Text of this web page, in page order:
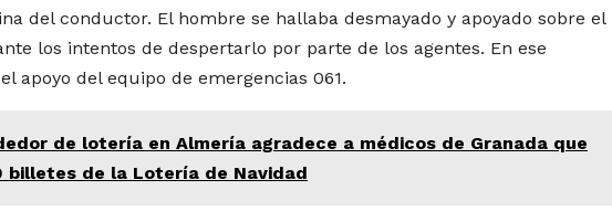
del conductor. El hombre se hallaba desmayado y apoyado sobre el
los intentos de despertarlo por parte de los agentes. En ese
apoyo del equipo de emergencias 061.
de lotería en Almería agradece a médicos de Granada que
billetes de la Lotería de Navidad